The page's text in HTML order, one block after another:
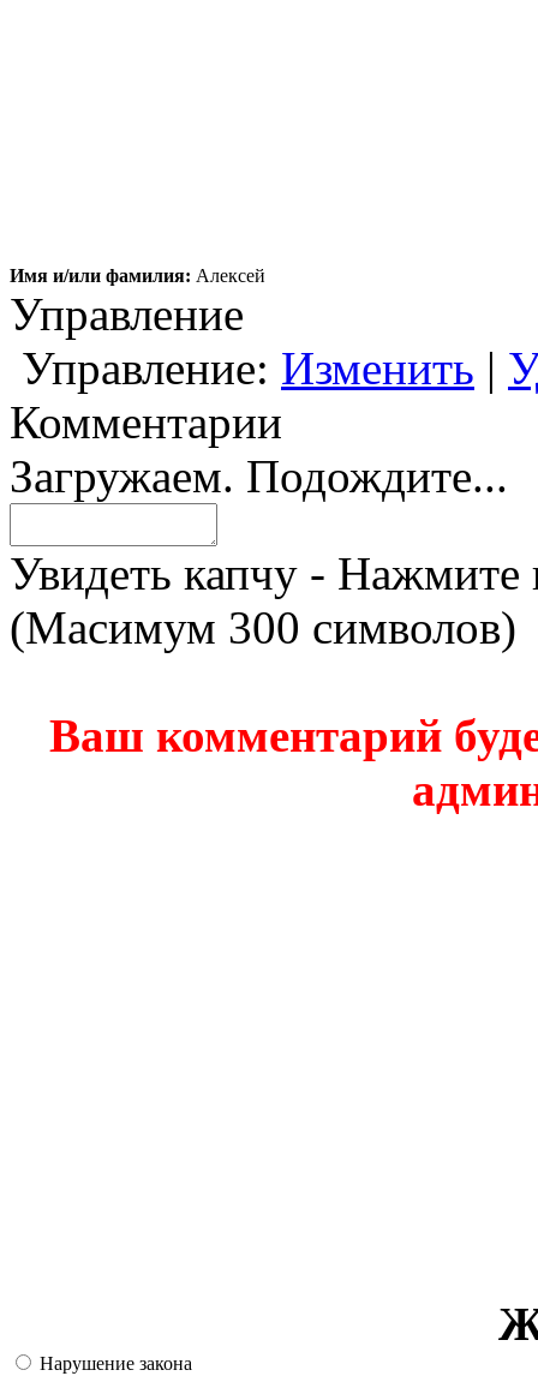
Имя и/или фамилия: Алексей
Управление
Управление: Изменить |
Комментарии
Загружаем. Подождите...
Увидеть капчу - Нажмите
(Масимум 300 символов)
Ваш комментарий
Нарушение закона